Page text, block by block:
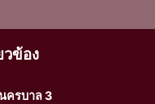
วข้อง
ครบาล 3